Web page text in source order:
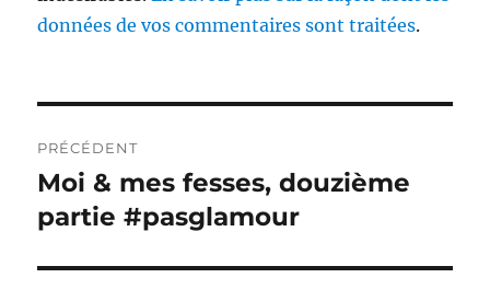
données de vos commentaires sont traitées.
de
l’article
PRÉCÉDENT
Publication
précédente :
Moi & mes fesses, douzième
partie #pasglamour